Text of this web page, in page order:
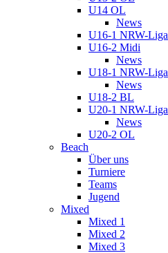
U14 OL
News
U16-1 NRW-Liga
U16-2 Midi
News
U18-1 NRW-Liga
News
U18-2 BL
U20-1 NRW-Liga
News
U20-2 OL
Beach
Über uns
Turniere
Teams
Jugend
Mixed
Mixed 1
Mixed 2
Mixed 3